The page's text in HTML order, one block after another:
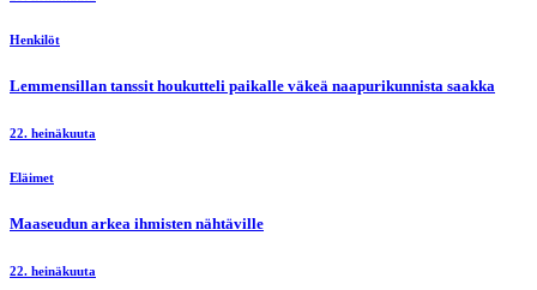
Henkilöt
Lemmensillan tanssit houkutteli paikalle väkeä naapurikunnista saakka
22. heinäkuuta
Eläimet
Maaseudun arkea ihmisten nähtäville
22. heinäkuuta